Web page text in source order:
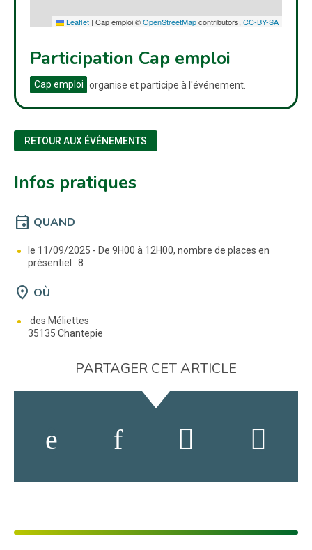
Leaflet | Cap emploi ©OpenStreetMapcontributors, CC-BY-SA
Participation Cap emploi
Cap emploi organise et participe à l'événement.
RETOUR AUX ÉVÉNEMENTS
Infos pratiques
event QUAND
le 11/09/2025 - De 9H00 à 12H00, nombre de places en
présentiel : 8
location_on OÙ
des Méliettes
35135 Chantepie
PARTAGER CET ARTICLE